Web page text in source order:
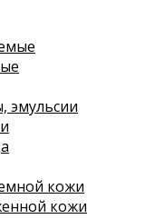
эмульсии
кожи
кожи